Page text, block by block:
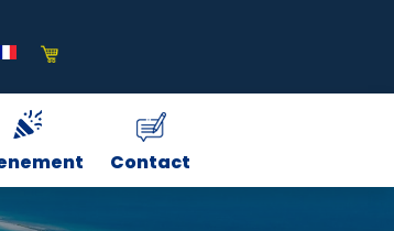
Contact